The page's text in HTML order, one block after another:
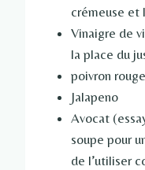
crémeuse et
Vinaigre de
la place du
poivron rouge
Jalapeno
Avocat
soupe pour
de l’utiliser